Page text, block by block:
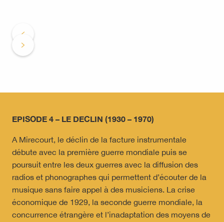
EPISODE 4 – LE DECLIN (1930 – 1970)
A Mirecourt, le déclin de la facture instrumentale
débute avec la première guerre mondiale puis se
poursuit entre les deux guerres avec la diffusion des
radios et phonographes qui permettent d’écouter de la
musique sans faire appel à des musiciens. La crise
économique de 1929, la seconde guerre mondiale, la
concurrence étrangère et l’inadaptation des moyens de